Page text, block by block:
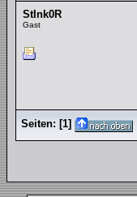
StInk0R
Gast
Seiten: [1]